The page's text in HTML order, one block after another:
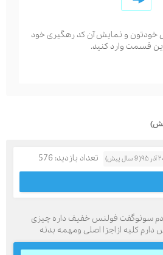
و نمایش آن کد رهگیری خود
قسمت وارد کنید.
تعداد بازدید: 576
سونوگفت فولنس خفیف داره چیزی
کلیه ازاجزا اصلی ومهمه بدنه